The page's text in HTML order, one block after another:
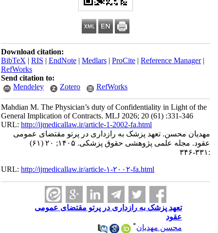
Download citation:
BibTeX|RIS|EndNote|Medlars|ProCite|Reference Manager
RefWorks
Send citation to:
Mendeley
Zotero RefWorks
Mahdian M. The Physician’s duty of Confidentiality in Light of the
General Implication of Contracts. MLJ 2026; 20 (61) :331-346
URL:http://ijmedicallaw.ir/article-1-2002-fa.html
مهدیان محسن. تعهد پزشک به رازداری در پرتو مقتضای عمومی
عقود. مجله علمی پژوهشی حقوق پزشکی. ۱۴۰۵; ۲۰ (۶۱)
URL:http://ijmedicallaw.ir/article-۱-۲۰۰۲-fa.html
تعهد پزشک به رازداری در پرتو مقتضای عمومی
عقود
محسن مهدیان *